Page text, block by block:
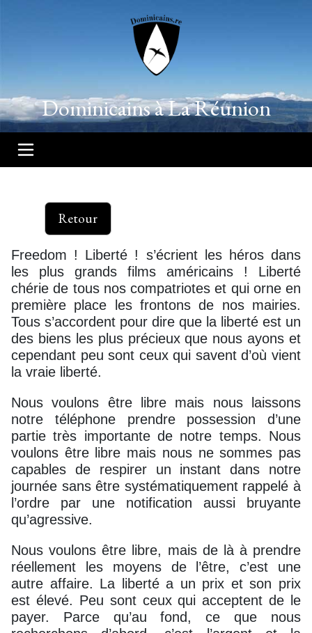
Dominicains à La Réunion
Retour
Freedom ! Liberté ! s’écrient les héros dans
les plus grands films américains ! Liberté
chérie de tous nos compatriotes et qui orne en
première place les frontons de nos mairies.
Tous s’accordent pour dire que la liberté est un
des biens les plus précieux que nous ayons et
cependant peu sont ceux qui savent d’où vient
la vraie liberté.
Nous voulons être libre mais nous laissons
notre téléphone prendre possession d’une
partie très importante de notre temps. Nous
voulons être libre mais nous ne sommes pas
capables de respirer un instant dans notre
journée sans être systématiquement rappelé à
l’ordre par une notification aussi bruyante
qu’agressive.
Nous voulons être libre, mais de là à prendre
réellement les moyens de l’être, c’est une
autre affaire. La liberté a un prix et son prix
est élevé. Peu sont ceux qui acceptent de le
payer. Parce qu’au fond, ce que nous